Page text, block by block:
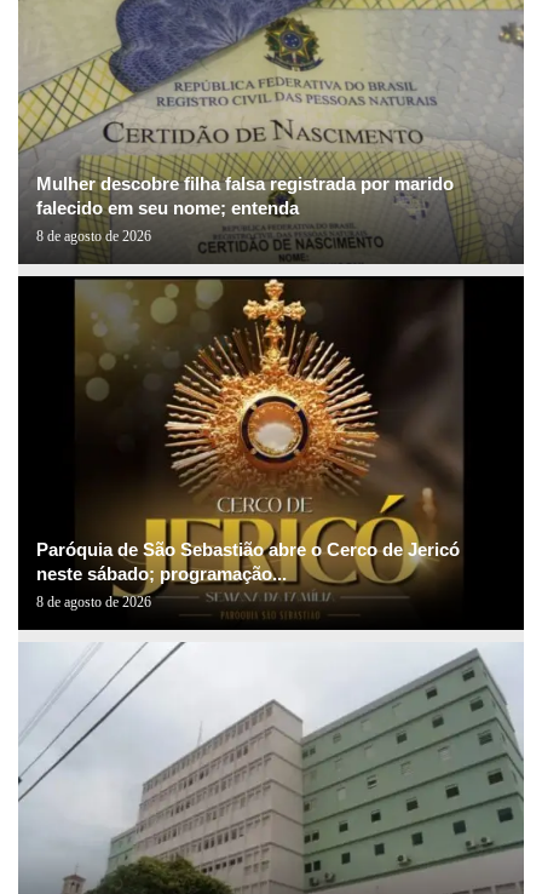
Mulher descobre filha falsa registrada por marido
falecido em seu nome; entenda
8 de agosto de 2026
Paróquia de São Sebastião abre o Cerco de Jericó
neste sábado; programação...
8 de agosto de 2026